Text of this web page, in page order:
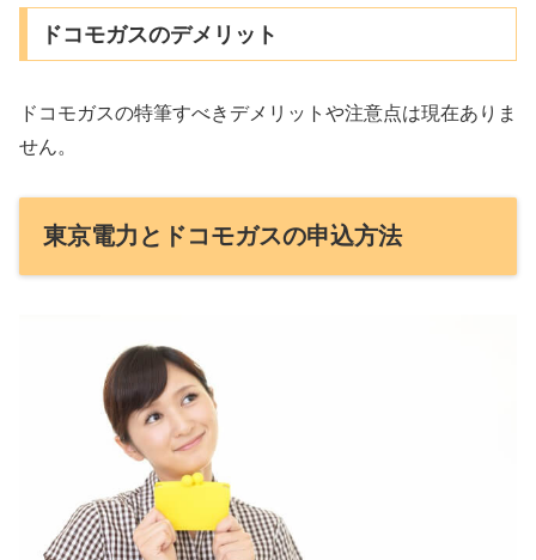
ドコモガスのデメリット
ドコモガスの特筆すべきデメリットや注意点は現在ありま
せん。
東京電力とドコモガスの申込方法